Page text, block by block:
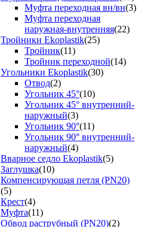
Муфта переходная вн/вн(3)
Муфта переходная
наружная-внутренняя(22)
Тройники Ekoplastik(25)
Тройник(11)
Тройник переходной(14)
Угольники Ekoplastik(30)
Отвод(2)
Угольник 45°(10)
Угольник 45° внутренний-
наружный(3)
Угольник 90°(11)
Угольник 90° внутренний-
наружный(4)
Вварное седло Ekoplastik(5)
Заглушка(10)
Компенсирующая петля (PN20)
(5)
Крест(4)
Муфта(11)
Обвод раструбный (PN20)(2)